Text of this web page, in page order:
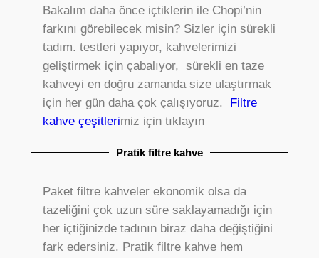
Bakalım daha önce içtiklerin ile Chopi’nin
farkını görebilecek misin? Sizler için sürekli
tadım. testleri yapıyor, kahvelerimizi
geliştirmek için çabalıyor, sürekli en taze
kahveyi en doğru zamanda size ulaştırmak
için her gün daha çok çalışıyoruz.
Filtre
kahve çeşitlerimiz için tıklayın
Pratik filtre kahve
Paket filtre kahveler ekonomik olsa da
tazeliğini çok uzun süre saklayamadığı için
her içtiğinizde tadının biraz daha değiştiğini
fark edersiniz. Pratik filtre kahve hem